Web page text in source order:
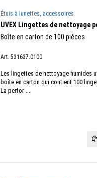
Étuis à lunettes, accessoires
UVEX Lingettes de nettoyage
Boîte en carton de 100 pièces
Art. 531637.0100
Les lingettes de nettoyage humides
boîte en carton qui contient 100
La perfor ...